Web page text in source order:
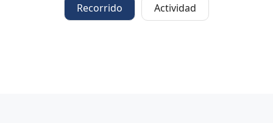
Recorrido Actividad